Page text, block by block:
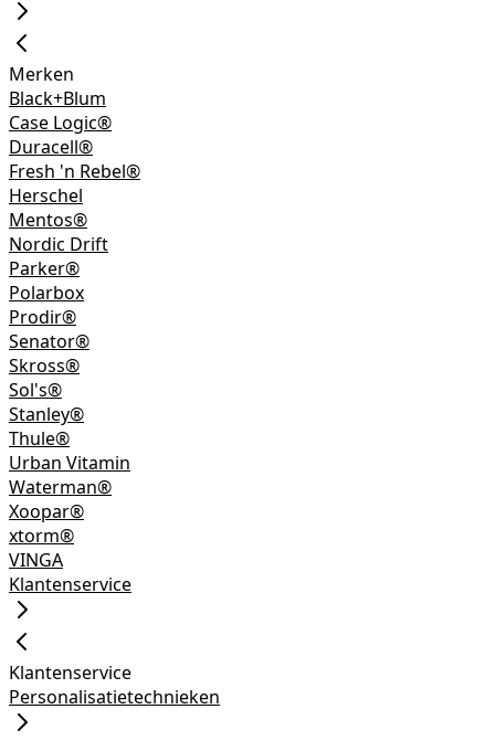
Merken
Black+Blum
Case Logic®
Duracell®
Fresh 'n Rebel®
Herschel
Mentos®
Nordic Drift
Parker®
Polarbox
Prodir®
Senator®
Skross®
Sol's®
Stanley®
Thule®
Urban Vitamin
Waterman®
Xoopar®
xtorm®
VINGA
Klantenservice
Klantenservice
Personalisatietechnieken